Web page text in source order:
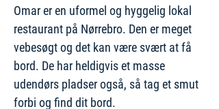
Omar er en uformel og hyggelig lokal
restaurant på Nørrebro. Den er meget
vebesøgt og det kan være svært at få
bord. De har heldigvis et masse
udendørs pladser også, så tag et smut
forbi og find dit bord.